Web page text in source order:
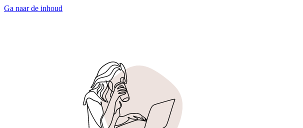
Ga naar de inhoud